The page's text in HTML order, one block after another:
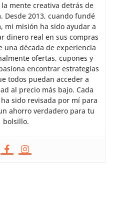
la mente creativa detrás de
Desde 2013, cuando fundé
mi misión ha sido ayudar a
dinero real en sus compras
una década de experiencia
ofertas, cupones y
encontrar estrategias
todos puedan acceder a
al precio más bajo. Cada
sido revisada por mí para
ahorro verdadero para tu
bolsillo.